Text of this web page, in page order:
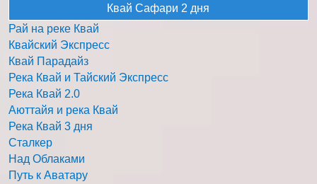
Квай Сафари 2 дня
Рай на реке Квай
Квайский Экспресс
Квай Парадайз
Река Квай и Тайский Экспресс
Река Квай 2.0
Аюттайя и река Квай
Река Квай 3 дня
Сталкер
Над Облаками
Путь к Аватару